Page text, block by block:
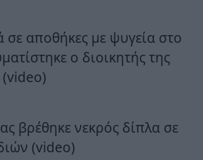
αποθήκες με ψυγεία στο
ο διοικητής της
βρέθηκε νεκρός δίπλα σε
(video)